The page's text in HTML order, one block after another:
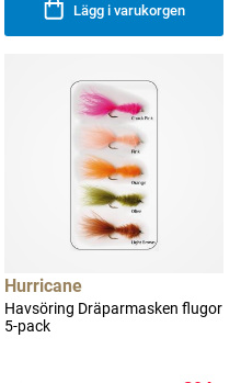
Lägg i varukorgen
Hurricane
Havsöring Dräparmasken flugor
5-pack